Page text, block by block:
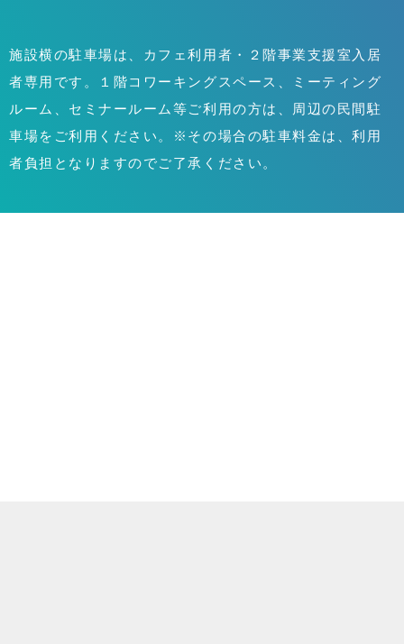
施設横の駐車場は、カフェ利用者・２階事業支援室入居
者専用です。１階コワーキングスペース、ミーティング
ルーム、セミナールーム等ご利用の方は、周辺の民間駐
車場をご利用ください。※その場合の駐車料金は、利用
者負担となりますのでご了承ください。